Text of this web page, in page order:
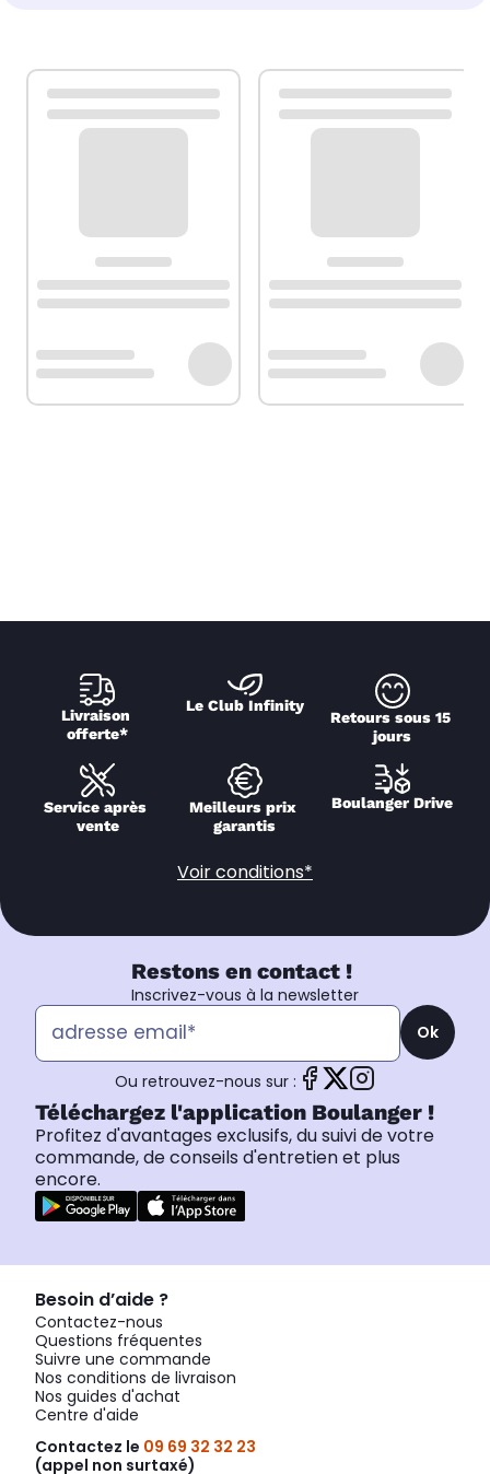
Livraison
offerte*
Le Club Infinity
Retours sous 15
jours
Service après
vente
Meilleurs prix
garantis
Boulanger Drive
Voir conditions*
Restons en contact !
Inscrivez-vous à la newsletter
Ok
Ou retrouvez-nous sur :
Téléchargez l'application Boulanger !
Profitez d'avantages exclusifs, du suivi de votre
commande, de conseils d'entretien et plus
encore.
Besoin d’aide ?
Contactez-nous
Questions fréquentes
Suivre une commande
Nos conditions de livraison
Nos guides d'achat
Centre d'aide
Contactez le 09 69 32 32 23
(appel non surtaxé)